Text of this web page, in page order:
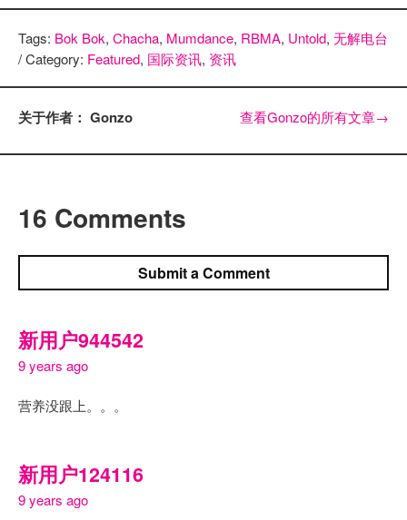
Tags: Bok Bok, Chacha, Mumdance, RBMA, Untold, 无解电台
/ Category: Featured, 国际资讯, 资讯
关于作者： Gonzo 查看Gonzo的所有文章→
16 Comments
Submit a Comment
新用户944542
9 years ago
营养没跟上。。。
新用户124116
9 years ago